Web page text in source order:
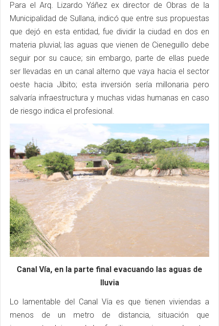
Para el Arq. Lizardo Yáñez ex director de Obras de la
Municipalidad de Sullana, indicó que entre sus propuestas
que dejó en esta entidad, fue dividir la ciudad en dos en
materia pluvial; las aguas que vienen de Cieneguillo debe
seguir por su cauce; sin embargo, parte de ellas puede
ser llevadas en un canal alterno que vaya hacia el sector
oeste hacia Jíbito; esta inversión sería millonaria pero
salvaría infraestructura y muchas vidas humanas en caso
de riesgo indica el profesional.
Canal Vía, en la parte final evacuando las aguas de
lluvia
Lo lamentable del Canal Vía es que tienen viviendas a
menos de un metro de distancia, situación que